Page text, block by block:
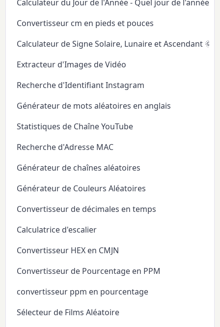
Calculateur du Jour de l'Année - Quel jour de l'année
Convertisseur cm en pieds et pouces
Calculateur de Signe Solaire, Lunaire et Ascendant
Extracteur d'Images de Vidéo
Recherche d'Identifiant Instagram
Générateur de mots aléatoires en anglais
Statistiques de Chaîne YouTube
Recherche d'Adresse MAC
Générateur de chaînes aléatoires
Générateur de Couleurs Aléatoires
Convertisseur de décimales en temps
Calculatrice d'escalier
Convertisseur HEX en CMJN
Convertisseur de Pourcentage en PPM
convertisseur ppm en pourcentage
Sélecteur de Films Aléatoire